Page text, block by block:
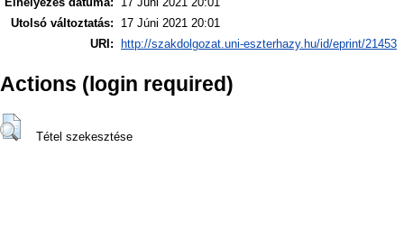
Utolsó változtatás:
17 Júni 2021 20:01
URI:
http://szakdolgozat.uni-eszterhazy.hu/id/eprint/21453
Actions (login required)
Tétel szekesztése